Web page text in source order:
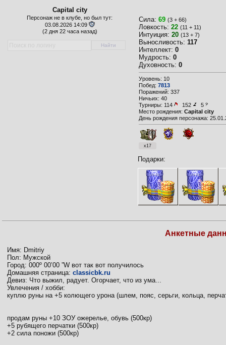
Capital city
Персонаж не в клубе, но был тут:
03.08.2026 14:09
(2 дня 22 часа назад)
Сила: 69 (3 + 66)
Ловкость: 22 (11 + 11)
Интуиция: 20 (13 + 7)
Выносливость: 117
Интеллект: 0
Мудрость: 0
Духовность: 0
Уровень: 10
Побед: 7813
Поражений: 337
Ничьих: 40
Турниры: 114 152
5
Место рождения: Capital city
День рождения персонажа:
x17
Подарки:
Анкетные
Имя: Dmitriy
Пол: Мужской
Город: 000º 00’00 ”W вот так вот получилось
Домашняя страница: classicbk.ru
Девиз: Что выжил, радует. Огорчает, что из ума...
Увлечения / хобби:
куплю руны на +5 колющего урона (шлем, пояс, серьги, кольца,
продам руны +10 ЗОУ ожерелье, обувь (500кр)
+5 рубящего перчатки (500кр)
+2 сила поножи (500кр)